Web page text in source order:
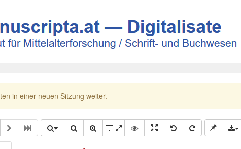
in einer neuen Sitzung weiter.